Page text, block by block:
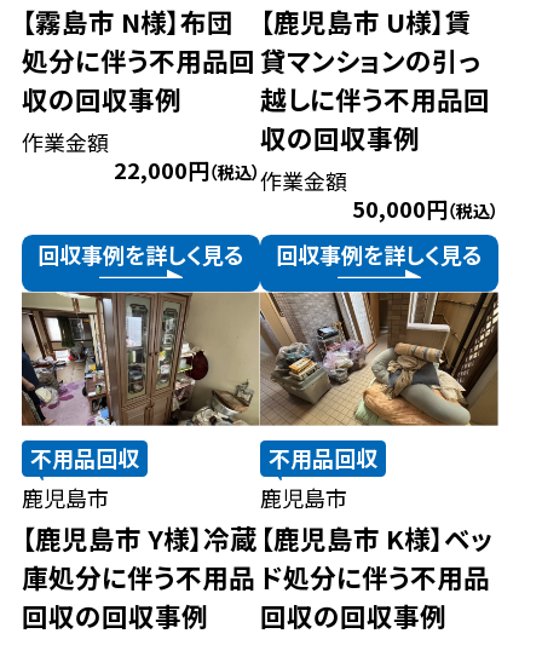
【霧島市 N様】布団
処分に伴う不用品回
収の回収事例
作業金額
22,000円（税込）
回収事例を詳しく見る
【鹿児島市 U様】賃
貸マンションの引っ
越しに伴う不用品回
収の回収事例
作業金額
50,000円（税込）
回収事例を詳しく見る
不用品回収
鹿児島市
【鹿児島市 Y様】冷蔵
庫処分に伴う不用品
回収の回収事例
不用品回収
鹿児島市
【鹿児島市 K様】ベッ
ド処分に伴う不用品
回収の回収事例